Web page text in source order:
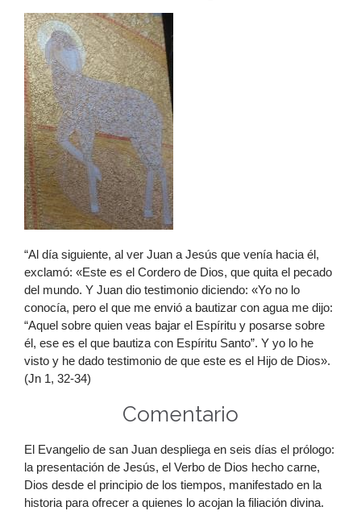
“Al día siguiente, al ver Juan a Jesús que venía hacia él,
exclamó: «Este es el Cordero de Dios, que quita el pecado
del mundo. Y Juan dio testimonio diciendo: «Yo no lo
conocía, pero el que me envió a bautizar con agua me dijo:
“Aquel sobre quien veas bajar el Espíritu y posarse sobre
él, ese es el que bautiza con Espíritu Santo”. Y yo lo he
visto y he dado testimonio de que este es el Hijo de Dios».
(Jn 1, 32-34)
Comentario
El Evangelio de san Juan despliega en seis días el prólogo:
la presentación de Jesús, el Verbo de Dios hecho carne,
Dios desde el principio de los tiempos, manifestado en la
historia para ofrecer a quienes lo acojan la filiación divina.